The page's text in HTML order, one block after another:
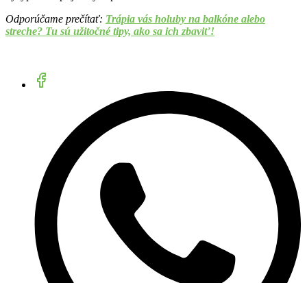
Odporúčame prečítať: Trápia vás holuby na balkóne alebo
streche? Tu sú užitočné tipy, ako sa ich zbaviť!